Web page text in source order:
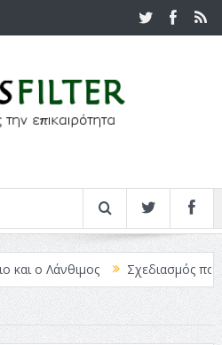
ο Λάνθιμος Σχεδιασμός που